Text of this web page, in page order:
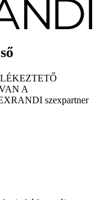
A
szexpartner